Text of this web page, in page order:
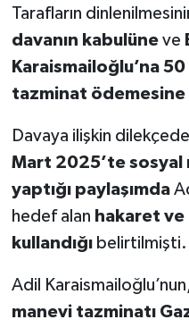
Tarafların
davanın kabulüneve
Karaismailoğlu’na
tazminat ödemesine
Davaya ilişkin
Mart 2025’te sosyal
yaptığı paylaşımda
hedef alan hakaret
kullandığıbelirtilmişti.
Adil
manevi tazminatı